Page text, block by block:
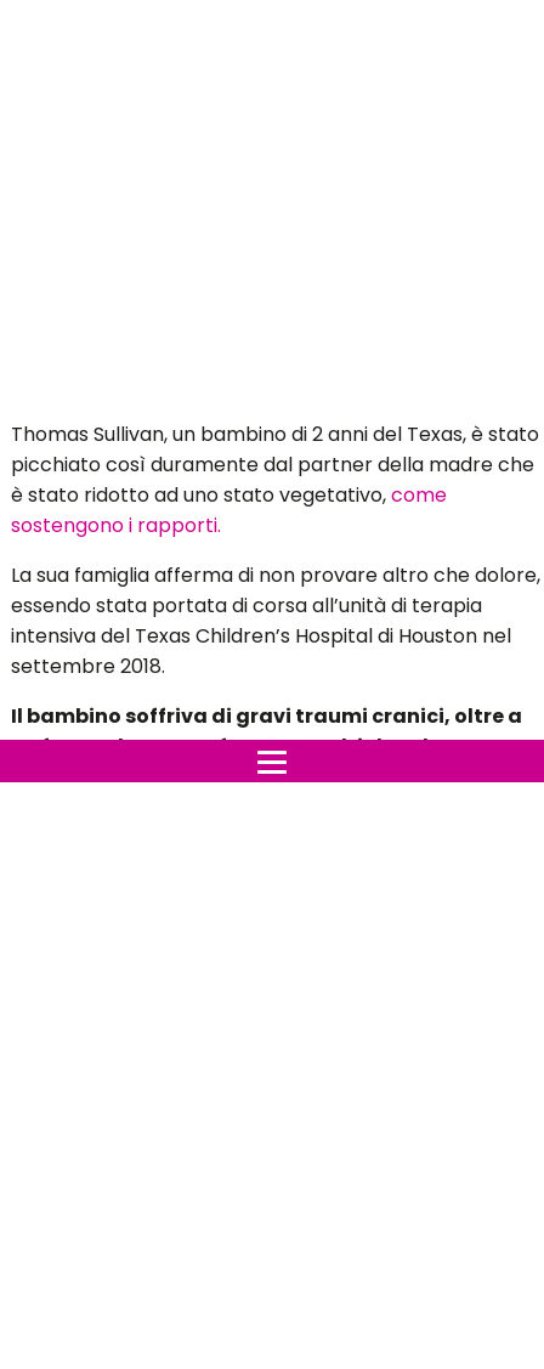
Thomas Sullivan, un bambino di 2 anni del Texas, è stato
picchiato così duramente dal partner della madre che
è stato ridotto ad uno stato vegetativo,come
sostengono i rapporti.
La sua famiglia afferma di non provare altro che dolore,
essendo stata portata di corsa all’unità di terapia
intensiva del Texas Children’s Hospital di Houston nel
settembre 2018.
Il bambino soffriva di gravi traumi cranici, oltre a
un fegato lacerato, fratture multiple sul corpo e
ustioni.